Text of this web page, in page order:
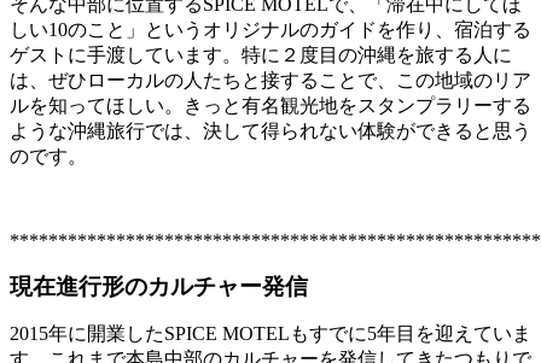
しい10のこと」というオリジナルのガイドを作り、宿泊する
ゲストに手渡しています。特に２度目の沖縄を旅する人に
は、ぜひローカルの人たちと接することで、この地域のリア
ルを知ってほしい。きっと有名観光地をスタンプラリーする
ような沖縄旅行では、決して得られない体験ができると思う
のです。
現在進行形のカルチャー発信
2015年に開業したSPICE MOTELもすでに5年目を迎えていま
す。これまで本島中部のカルチャーを発信してきたつもりで